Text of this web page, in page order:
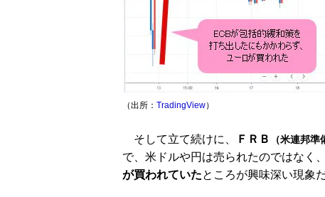
（出所： TradingView）
そして立て続けに、 ＦＲＢ （米連邦準
で、米ドルや円は売られたのではなく
が買われていたところが興味深い現象だ